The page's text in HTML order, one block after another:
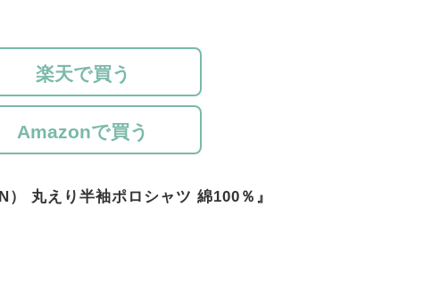
楽天で買う
Amazonで買う
丸えり半袖ポロシャツ 綿100％』